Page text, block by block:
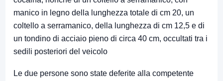
manico in legno della lunghezza totale di cm 20, un
coltello a serramanico, della lunghezza di cm 12,5 e di
un tondino di acciaio pieno di circa 40 cm, occultati tra i
sedili posteriori del veicolo
Le due persone sono state deferite alla competente